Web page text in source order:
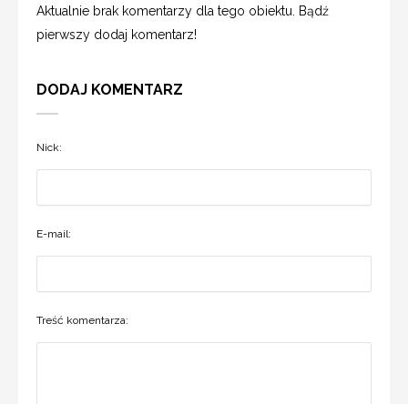
Aktualnie brak komentarzy dla tego obiektu. Bądź
pierwszy dodaj komentarz!
DODAJ KOMENTARZ
Nick:
E-mail:
Treść komentarza: